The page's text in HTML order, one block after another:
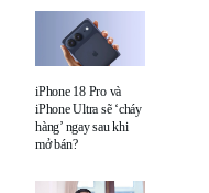
iPhone 18 Pro và
iPhone Ultra sẽ ‘cháy
hàng’ ngay sau khi
mở bán?